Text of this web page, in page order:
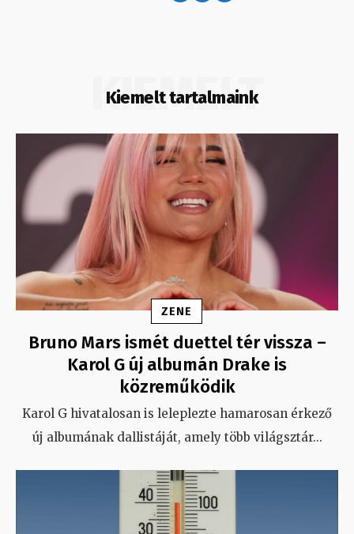
Kiemelt tartalmaink
KIEMELT
ZENE
Bruno Mars ismét duettel tér vissza –
Karol G új albumán Drake is
közreműködik
Karol G hivatalosan is leleplezte hamarosan érkező
új albumának dallistáját, amely több világsztár...